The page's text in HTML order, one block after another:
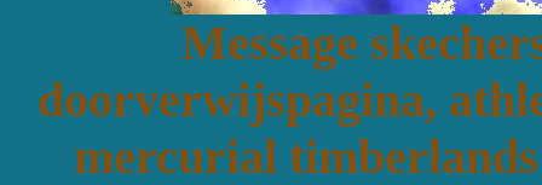
Message
doorverwijspagina,
mercurial